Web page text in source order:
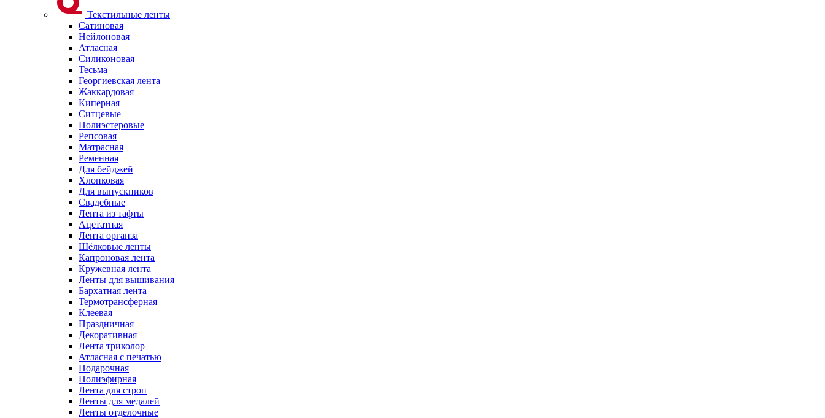
Текстильные ленты
Сатиновая
Нейлоновая
Атласная
Силиконовая
Тесьма
Георгиевская лента
Жаккардовая
Киперная
Ситцевые
Полиэстеровые
Репсовая
Матрасная
Ременная
Для бейджей
Хлопковая
Для выпускников
Свадебные
Лента из тафты
Ацетатная
Лента органза
Шёлковые ленты
Капроновая лента
Кружевная лента
Ленты для вышивания
Бархатная лента
Термотрансферная
Клеевая
Праздничная
Декоративная
Лента триколор
Атласная с печатью
Подарочная
Полиэфирная
Лента для строп
Ленты для медалей
Ленты отделочные